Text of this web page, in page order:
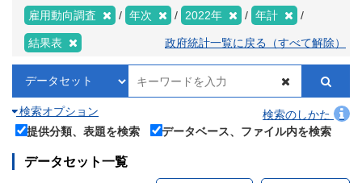
雇用動向調査 年次 2022年 年計
結果表 政府統計一覧に戻る（すべて解除）
検索オプション
検索のしかた
提供分類、表題を検索
データベース、ファイル内を検索
データセット一覧